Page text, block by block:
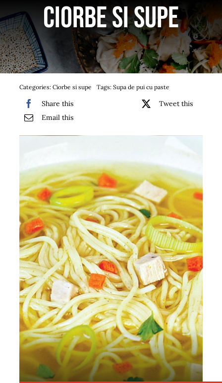
Servicii catering
Bufet suedez si Coffee Break
Sushi
Cos
Ciorbe si supe
Categories: Ciorbe si supe Tags: Supa de pui cu paste
Share this
Tweet this
Email this